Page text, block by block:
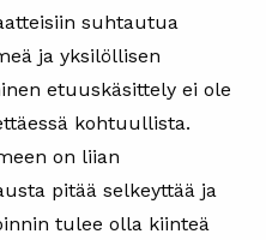
suhtautua
ja yksilöllisen
etuuskäsittely ei ole
kohtuullista.
on liian
pitää selkeyttää ja
tulee olla kiinteä